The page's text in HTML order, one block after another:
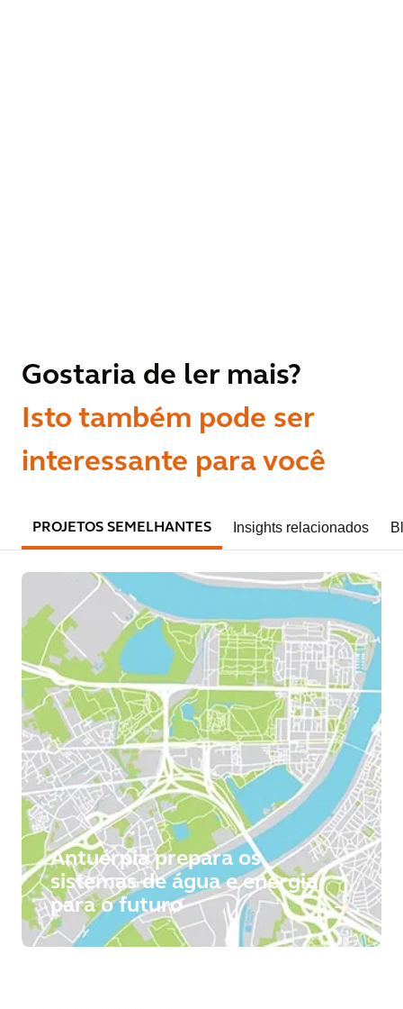
Gostaria de ler mais?
Isto também pode ser
interessante para você
PROJETOS SEMELHANTES Insights relacionados
Antuérpia prepara os
sistemas de água e energia
para o futuro